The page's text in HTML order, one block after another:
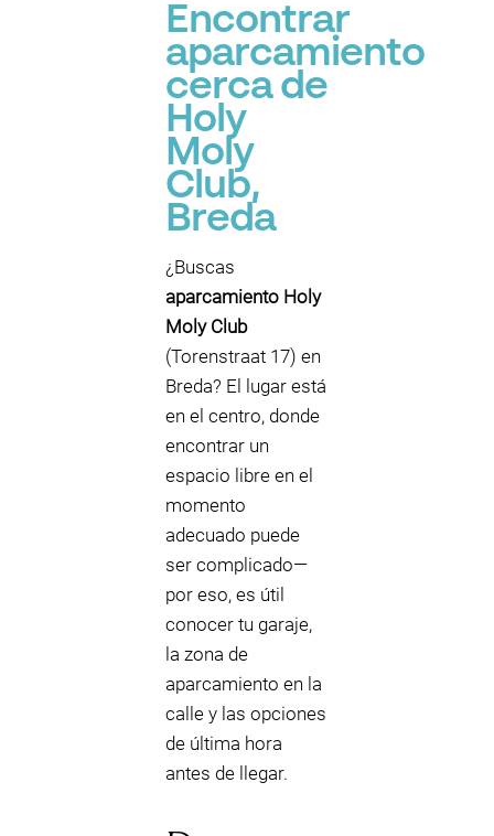
Encontrar
aparcamiento
cerca de
Holy
Moly
Club,
Breda
¿Buscas
aparcamiento Holy
Moly Club
(Torenstraat 17) en
Breda? El lugar está
en el centro, donde
encontrar un
espacio libre en el
momento
adecuado puede
ser complicado—
por eso, es útil
conocer tu garaje,
la zona de
aparcamiento en la
calle y las opciones
de última hora
antes de llegar.